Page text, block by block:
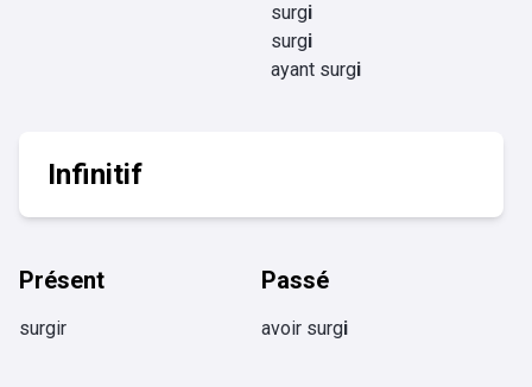
surgi
surgi
ayant surgi
Infinitif
Présent
surgir
Passé
avoir surgi